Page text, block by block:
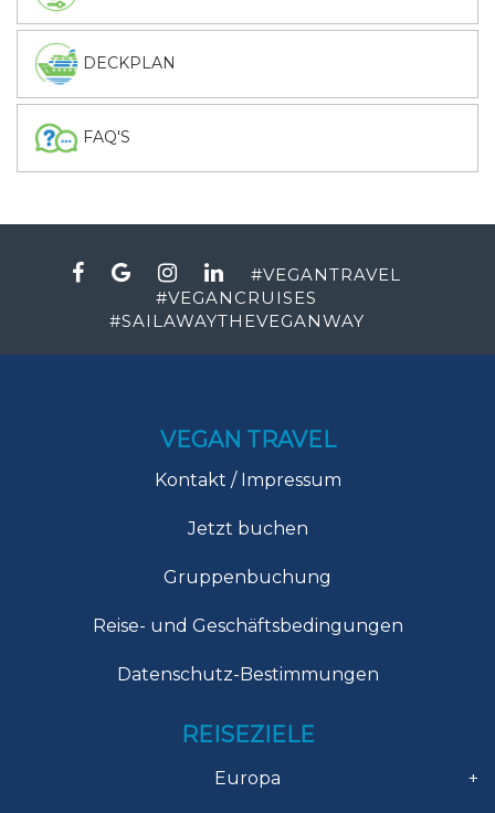
DECKPLAN
FAQ'S
#VEGANTRAVEL
#VEGANCRUISES
#SAILAWAYTHEVEGANWAY
VEGAN TRAVEL
Kontakt / Impressum
Jetzt buchen
Gruppenbuchung
Reise- und Geschäftsbedingungen
Datenschutz-Bestimmungen
REISEZIELE
Europa +